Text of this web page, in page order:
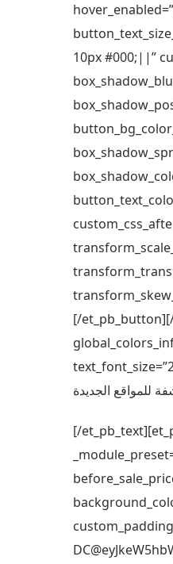
10px #000;||”
[/
للمواقع الجديدة
[/